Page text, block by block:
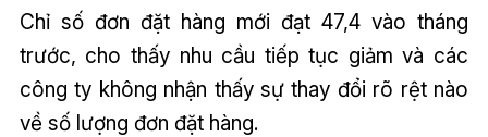
Chỉ số đơn đặt hàng mới đạt 47,4 vào tháng
trước, cho thấy nhu cầu tiếp tục giảm và các
công ty không nhận thấy sự thay đổi rõ rệt nào
về số lượng đơn đặt hàng.